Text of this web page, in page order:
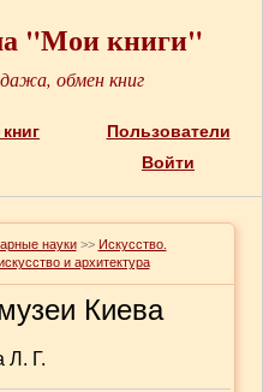
"Мои книги"
обмен книг
Пользователи
Войти
науки >> Искусство.
и архитектура
Киева
Л. Г.